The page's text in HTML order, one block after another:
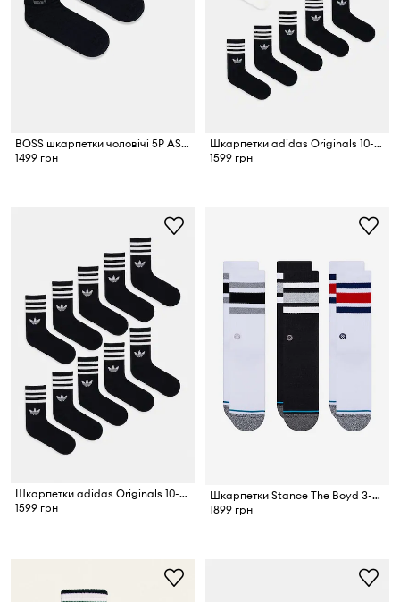
BOSS шкарпетки чоловічі 5P AS Uni CC 5 шт.
1499 грн
Шкарпетки adidas Originals 10-pack
1599 грн
Шкарпетки adidas Originals 10-pack
1599 грн
Шкарпетки Stance The Boyd 3-pack
1899 грн